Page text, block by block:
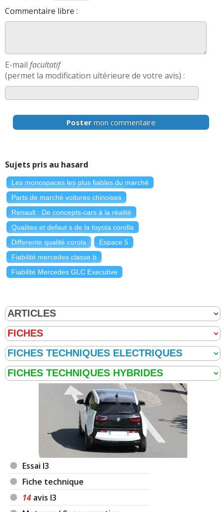
Commentaire libre :
E-mail facultatif
(permet la modification ultérieure de votre avis) :
Poster mon commentaire
Sujets pris au hasard
Les monospaces les plus fiables du marché
Parts de marché voitures chinoises
Renault : De concepts-cars à la réalité
Qualites et defaut s de la toyota corolla
Differente qualité corola
Espace 5
Fiabilité mercedes classe b
Fiabilité Mercedes GLC Executive
Essai I3
Fiche technique
14 avis I3